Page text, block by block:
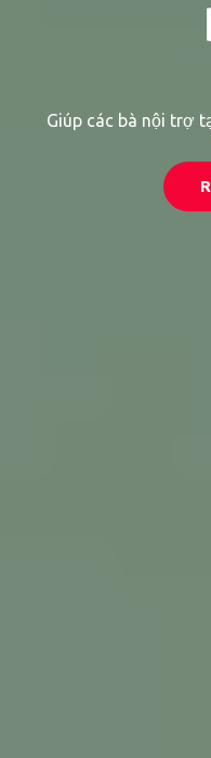
Giúp các bà nội trợ